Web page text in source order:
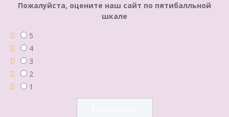
Пожалуйста, оцените наш сайт по пятибалльной
шкале
5
4
3
2
1